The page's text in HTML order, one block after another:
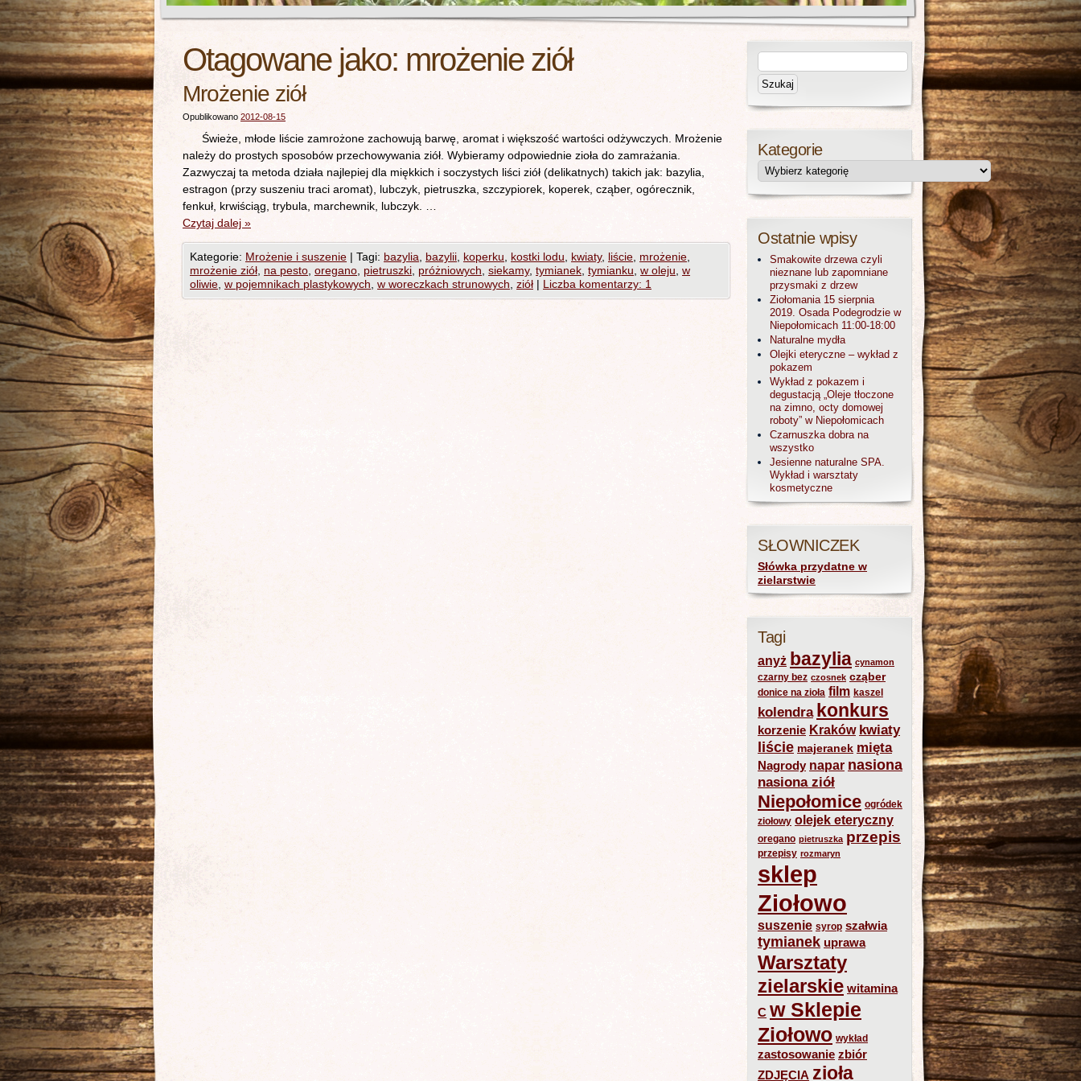
Otagowane jako: mrożenie ziół
Mrożenie ziół
Opublikowano 2012-08-15
Świeże, młode liście zamrożone zachowują barwę, aromat i większość wartości odżywczych. Mrożenie
należy do prostych sposobów przechowywania ziół. Wybieramy odpowiednie zioła do zamrażania.
Zazwyczaj ta metoda działa najlepiej dla miękkich i soczystych liści ziół (delikatnych) takich jak: bazylia,
estragon (przy suszeniu traci aromat), lubczyk, pietruszka, szczypiorek, koperek, cząber, ogórecznik,
fenkuł, krwiściąg, trybula, marchewnik, lubczyk. …
Czytaj dalej »
Kategorie: Mrożenie i suszenie | Tagi: bazylia bazylii koperku kostki lodu kwiaty, liście mrożenie
mrożenie ziół na pesto oregano pietruszki próżniowych siekamy, tymianek tymianku w oleju w
oliwie w pojemnikach plastykowych w woreczkach strunowych ziół | Liczba komentarzy: 1
Kategorie
Ostatnie wpisy
Smakowite drzewa czyli
nieznane lub zapomniane
przysmaki z drzew
Ziołomania 15 sierpnia
2019. Osada Podegrodzie w
Niepołomicach 11:00-18:00
Naturalne mydła
Olejki eteryczne – wykład z
pokazem
Wykład z pokazem i
degustacją „Oleje tłoczone
na zimno, octy domowej
roboty” w Niepołomicach
Czarnuszka dobra na
wszystko
Jesienne naturalne SPA.
Wykład i warsztaty
kosmetyczne
SŁOWNICZEK
Słówka przydatne w
zielarstwie
Tagi
anyż bazylia cynamon
czarny bez czosnek cząber
donice na zioła film kaszel
kolendra konkurs
korzenie Kraków kwiaty
liście majeranek mięta
Nagrody napar nasiona
nasiona ziół
Niepołomice ogródek
ziołowy olejek eteryczny
oregano pietruszka przepis
przepisy rozmaryn
sklep
Ziołowo
suszenie syrop szałwia
tymianek uprawa
Warsztaty
zielarskie witamina
C w Sklepie
Ziołowo wykład
zastosowanie zbiór
ZDJĘCIA zioła